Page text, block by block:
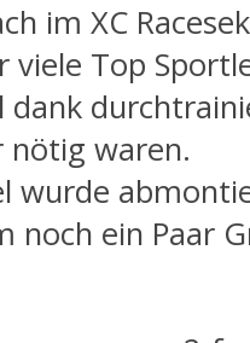
im XC
Top
dank
nötig waren.
wurde
noch ein Paar